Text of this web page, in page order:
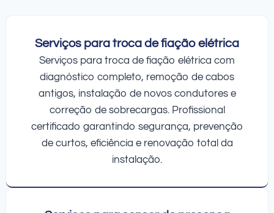
Serviços para troca de fiação elétrica
Serviços para troca de fiação elétrica com
diagnóstico completo, remoção de cabos
antigos, instalação de novos condutores e
correção de sobrecargas. Profissional
certificado garantindo segurança, prevenção
de curtos, eficiência e renovação total da
instalação.